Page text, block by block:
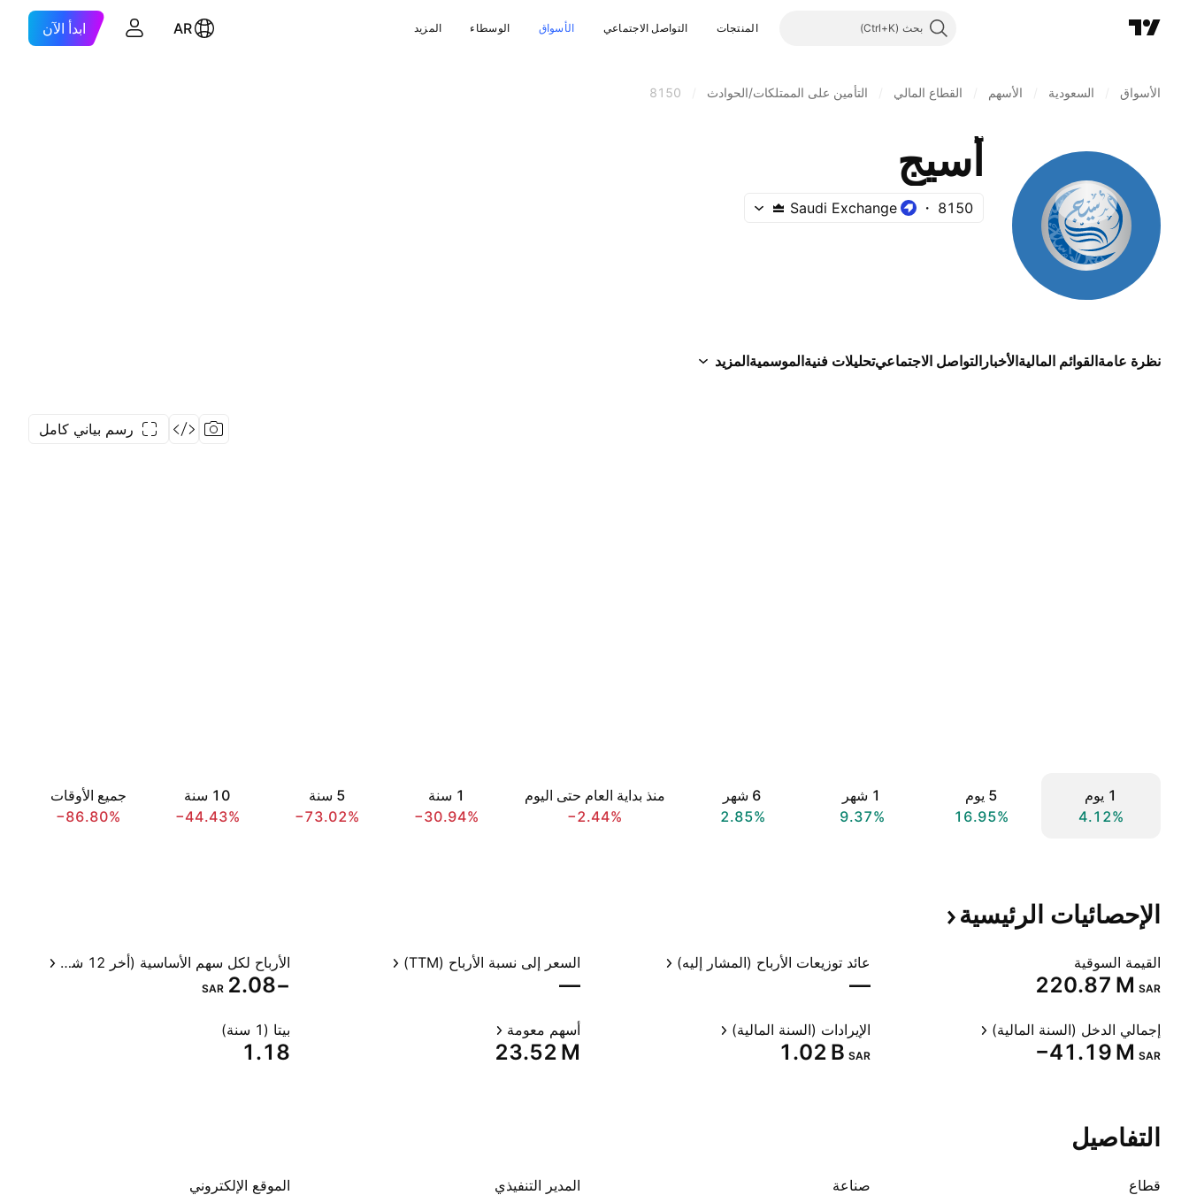
بحث المنتجات التواصل الاجتماعي الأسواق الوسطاء المزيد AR ابدأ الآن
الأسواق السعودية الأسهم القطاع المالي التأمين على الممتلكات/الحوادث 8150
أسيج
8150
Saudi Exchange
نظرة عامةالقوائم الماليةالأخبار التواصل الاجتماعيتحليلات فنيةالموسميةالمزيد
رسم بياني كامل
‎‎1‎ يوم
4.12%
‎‎5‎ يوم
16.95%
‎1‎ شهر
9.37%
‎6‎ شهر
2.85%
منذ بداية العام حتى اليوم
−2.44%
‎1‎ سنة
−30.94%
‎5‎ سنة
−73.02%
‎10‎ سنة
−44.43%
جميع الأوقات
−86.80%
الإحصائيات الرئيسية
القيمة السوقية
‪220.87 M‬ SAR
عائد توزيعات الأرباح (المشار إليه)
—
السعر إلى نسبة الأرباح (TTM)
—
الأرباح لكل سهم الأساسية (أخر 12 شهر)
−2.08
SAR
إجمالي الدخل (السنة المالية)
‪−41.19 M‬ SAR
الإيرادات (السنة المالية)
‪1.02 B‬ SAR
أسهم معومة
‪23.52 M‬
بيتا (1 سنة)
1.18
التفاصيل
قطاع صناعة المدير التنفيذي الموقع الإلكتروني